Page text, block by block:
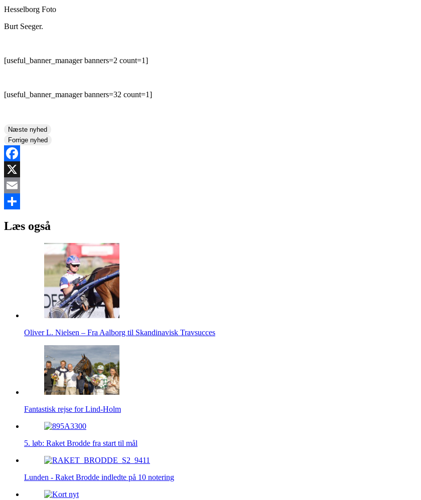
Hesselborg Foto
Burt Seeger.
[useful_banner_manager banners=2 count=1]
[useful_banner_manager banners=32 count=1]
Næste nyhed
Forrige nyhed
Facebook
X
Email
Læs også
Oliver L. Nielsen – Fra Aalborg til Skandinavisk Travsucces
Fantastisk rejse for Lind-Holm
5. løb: Raket Brodde fra start til mål
Lunden - Raket Brodde indledte på 10 notering